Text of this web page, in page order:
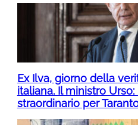
Ex Ilva, giorno della
italiana. Il ministro
straordinario per